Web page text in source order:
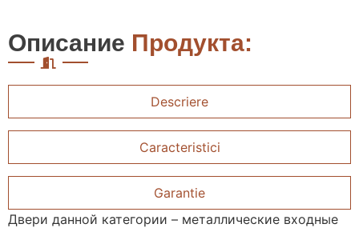
Описание Продукта:
Descriere
Caracteristici
Garantie
Двери данной категории – металлические входные